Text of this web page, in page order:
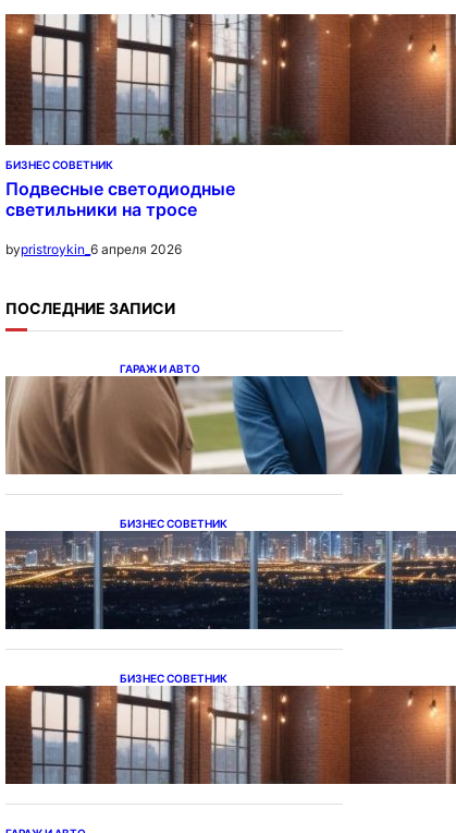
БИЗНЕС СОВЕТНИК
Подвесные светодиодные
светильники на тросе
bypristroykin_ 6 апреля 2026
ПОСЛЕДНИЕ ЗАПИСИ
ГАРАЖ И АВТО
Ипотека на новостройки
при оформлении
напрямую у застройщика
БИЗНЕС СОВЕТНИК
Каталог светодиодных
светильников и LED-
освещения в Казахстане
БИЗНЕС СОВЕТНИК
Подвесные светодиодные
светильники на тросе